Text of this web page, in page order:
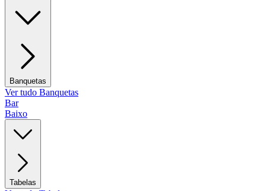
Banquetas
Ver tudo Banquetas
Bar
Baixo
Tabelas